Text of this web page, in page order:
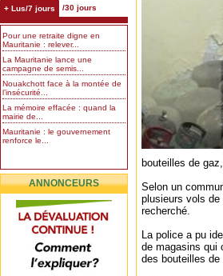
+ Lus/7 jours /30 jours
Pour une retraite digne en
Mauritanie : relever...
La Mauritanie lance une
campagne de semis...
Nouakchott face à la montée de
l’insécurité...
La mémoire effacée : quand la
mairie de...
Mauritanie : le gouvernement
renforce le...
ANNONCEURS
bouteilles de
Selon un
plusieurs vols
recherché.
La police a pu
de magasins qui
des bouteilles de